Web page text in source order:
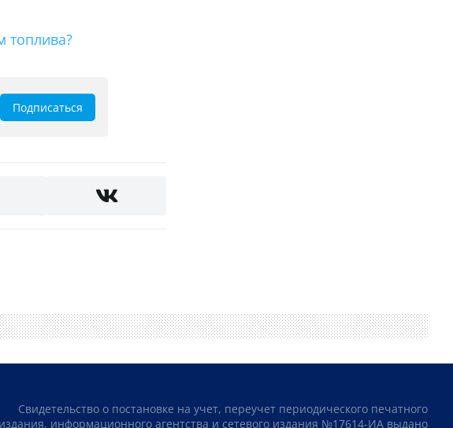
топлива?
Подписаться
Свидетельство о постановке на учет, переучет периодического печатного
издания, информационного агентства и сетевого издания №17614-ИА выдано